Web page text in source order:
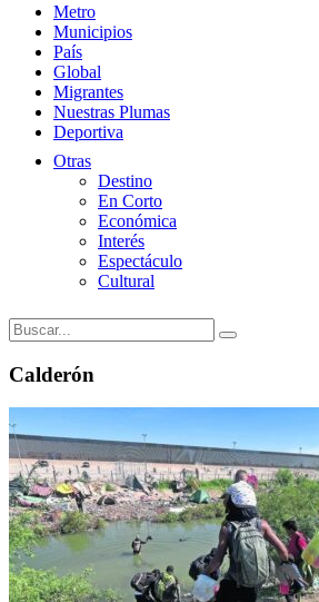
Metro
Municipios
País
Global
Migrantes
Nuestras Plumas
Deportiva
Otras
Destino
En Corto
Económica
Interés
Espectáculo
Cultural
Calderón